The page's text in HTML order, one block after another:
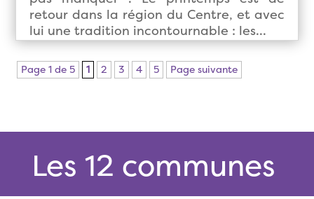
retour dans la région du Centre, et avec
lui une tradition incontournable : les...
Page 1 de 5 1 2 3 4 5 Page suivante
Les 12 communes